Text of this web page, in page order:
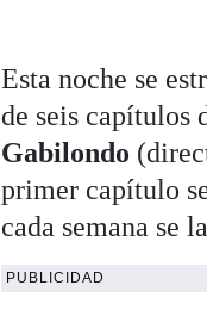
Esta noche se
de seis capítulos
Gabilondo
primer capítulo
cada semana se
PUBLICIDAD